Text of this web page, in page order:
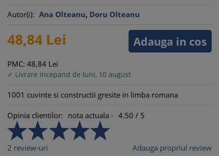
Autor(i): Ana Olteanu, Doru Olteanu
Adauga in cos
48,84 Lei
PMC: 48,84 Lei
✓ Livrare incepand de luni, 10 august
1001 cuvinte si constructii gresite in limba romana
Opinia clientilor: nota actuala - 4.50 / 5
2 review-uri Adauga propriul review